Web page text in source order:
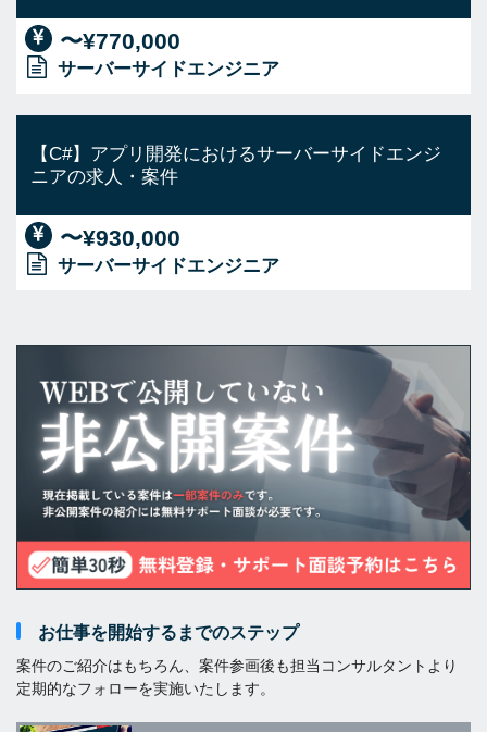
〜¥770,000
サーバーサイドエンジニア
【C#】アプリ開発におけるサーバーサイドエンジ
ニアの求人・案件
〜¥930,000
サーバーサイドエンジニア
お仕事を開始するまでのステップ
案件のご紹介はもちろん、案件参画後も担当コンサルタントより
定期的なフォローを実施いたします。